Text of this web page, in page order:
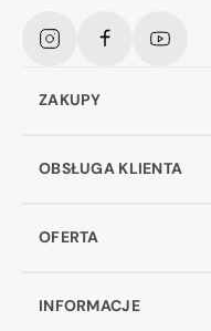
InstagramFacebookYouTube
ZAKUPY
OBSŁUGA KLIENTA
OFERTA
INFORMACJE